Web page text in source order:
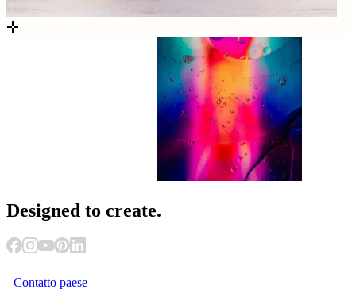
Designed to create.
Contatto paese